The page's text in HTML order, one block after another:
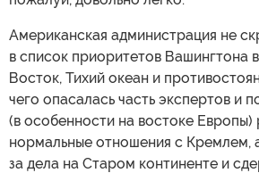
Американская администрация не
в список приоритетов Вашингтона
Восток, Тихий океан и
чего опасалась часть экспертов и
(в особенности на востоке Европы)
нормальные отношения с Кремлем,
за дела на Старом континенте и